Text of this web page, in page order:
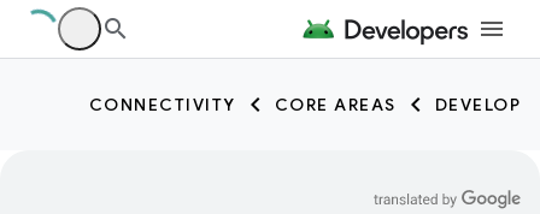
DEVELOP
CORE AREAS
CONNECTIVITY